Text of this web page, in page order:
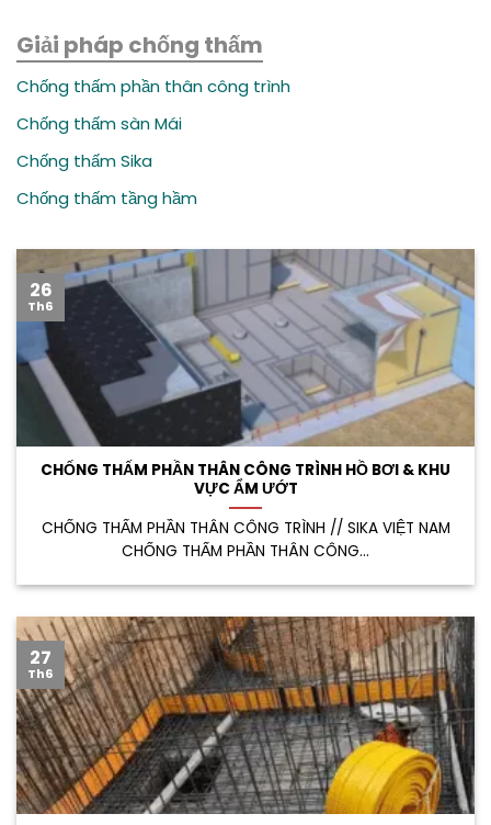
Giải pháp chống thấm
Chống thấm phần thân công trình
Chống thấm sàn Mái
Chống thấm Sika
Chống thấm tầng hầm
CHỐNG THẤM PHẦN THÂN CÔNG TRÌNH HỒ BƠI & KHU
VỰC ẨM ƯỚT
CHỐNG THẤM PHẦN THÂN CÔNG TRÌNH // SIKA VIỆT NAM
CHỐNG THẤM PHẦN THÂN CÔNG...
26
Th6
27
Th6